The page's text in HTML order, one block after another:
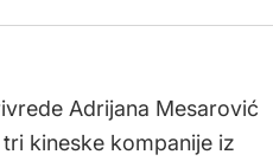
Adrijana Mesarović
kineske kompanije iz